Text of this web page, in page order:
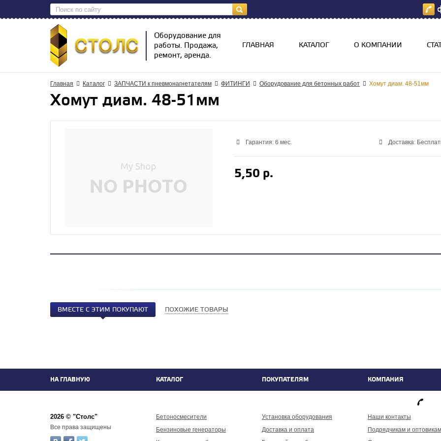
Оборудование для
работы. Продажа,
ремонт, аренда.
ГЛАВНАЯ КАТАЛОГ О КОМПАНИИ
Главная Каталог ЗАПЧАСТИ к пневмонагнетателям ФИТИНГИ Оборудование для бетонных работ Хомут диам. 48-51мм
Хомут диам. 48-51мм
Гарантия: 6 мес. Доставка:
5,50 р.
ВМЕСТЕ С ЭТИМ ПОКУПАЮТ ПОХОЖИЕ ТОВАРЫ
НА ГЛАВНУЮ КАТАЛОГ ПОКУПАТЕЛЯМ КОМПАНИЯ
2026 © "Столс"
Все права защищены
Бетоносмесители
Бензиновые генераторы
Установка оборудования
Доставка и оплата
Наши контакты
Подрядчикам и оптовикам